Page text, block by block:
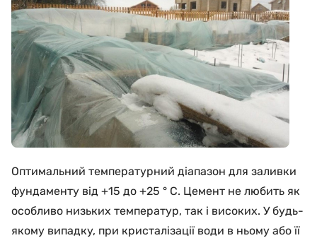
Оптимальний температурний діапазон для заливки
фундаменту від +15 до +25 ° C. Цемент не любить як
особливо низьких температур, так і високих. У будь-
якому випадку, при кристалізації води в ньому або її